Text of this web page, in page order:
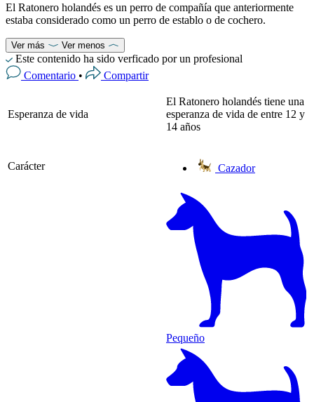
El Ratonero holandés es un perro de compañía que anteriormente
estaba considerado como un perro de establo o de cochero.
Ver más Ver menos
Este contenido ha sido verficado por un profesional
Comentario • Compartir
Esperanza de vida
El Ratonero holandés tiene una
esperanza de vida de entre 12 y
14 años
Carácter Cazador
Pequeño